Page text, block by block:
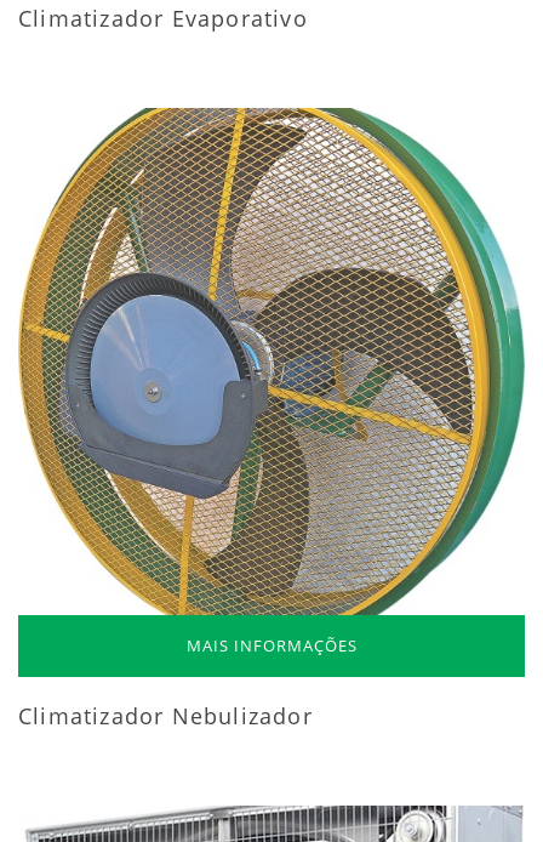
Climatizador Evaporativo
MAIS INFORMAÇÕES
Climatizador Nebulizador